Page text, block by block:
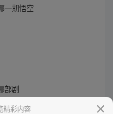
一期悟空
部剧
版
精彩内容